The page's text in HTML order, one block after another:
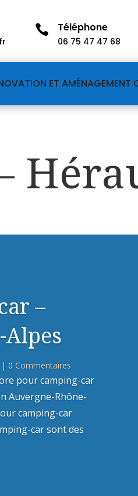
 Téléphone
06 75 47 47 68
ET AMÉNAGEMENT
–
| 0 Commentaires
pour camping-car
Auvergne-Rhône-
camping-car
car sont des